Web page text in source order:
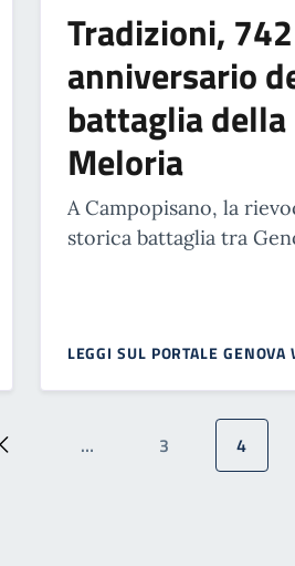
Tradizioni,
anniversario
battaglia della
Meloria
A Campopisano, la
storica battaglia tra
LEGGI SUL PORTALE GENOVA
Pagina precedente
… Pagina
3 Pagina
4